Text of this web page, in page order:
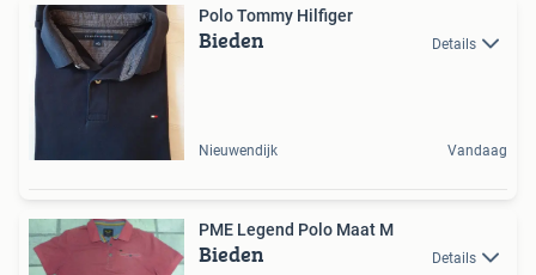
Polo Tommy Hilfiger
Bieden Details
Nieuwendijk Vandaag
PME Legend Polo Maat M
Bieden Details